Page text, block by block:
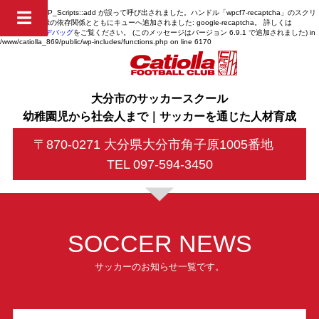
Notice: 関数 WP_Scripts::add が誤って呼び出されました。ハンドル「wpcf7-recaptcha」のスクリ
プトは、未登録の依存関係とともにキューへ追加されました: google-recaptcha。 詳しくは
WordPress のデバッグをご覧ください。 (このメッセージはバージョン 6.9.1 で追加されました) in
/www/catiolla_869/public/wp-includes/functions.php on line 6170
大分市のサッカースクール
幼稚園児から社会人まで｜サッカーを通じた人材育成
〒870-0271 大分県大分市角子原1005番地
TEL 097-594-3450
☰
SOCCER NEWS
サッカーのお知らせ一覧です。